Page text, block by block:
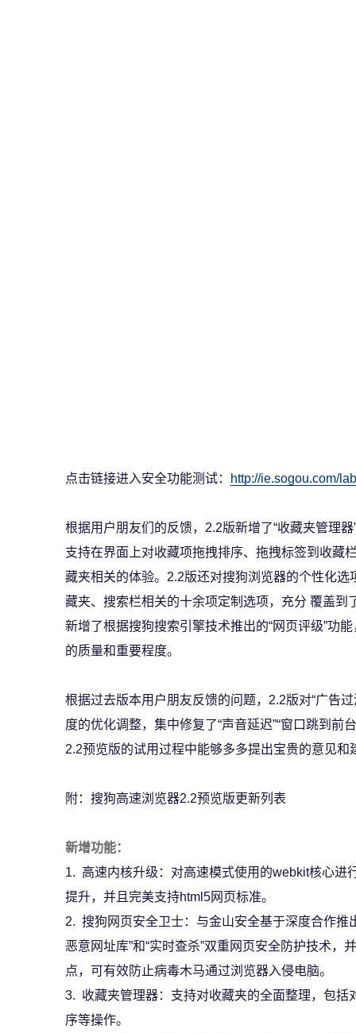
点击链接进入安全功能测试： http://ie.sogou.com/
根据用户朋友们的反馈，2.2版新增了“收藏夹管理
支持在界面上对收藏项拖拽排序、拖拽标签到收藏
藏夹相关的体验。2.2版还对搜狗浏览器的个性化
藏夹、搜索栏相关的十余项定制选项，充分 覆盖到
新增了根据搜狗搜索引擎技术推出的“网页评级”功
的质量和重要程度。
根据过去版本用户朋友反馈的问题，2.2版对“广告
度的优化调整，集中修复了“声音延迟”“窗口跳到前
2.2预览版的试用过程中能够多多提出宝贵的意见和
附：搜狗高速浏览器2.2预览版更新列表
新增功能：
1. 高速内核升级：对高速模式使用的webkit核心进
提升，并且完美支持html5网页标准。
2. 搜狗网页安全卫士：与金山安全基于深度合作推
恶意网址库”和“实时查杀”双重网页安全防护技术，
点，可有效防止病毒木马通过浏览器入侵电脑。
3. 收藏夹管理器：支持对收藏夹的全面整理，包括
序等操作。